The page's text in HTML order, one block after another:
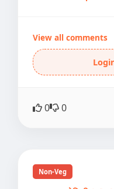
View all comments
0 0
Non-Veg